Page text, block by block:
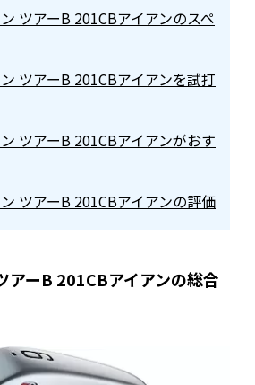
ツアーB 201CBアイアンのスペ
ツアーB 201CBアイアンを試打
ツアーB 201CBアイアンがおす
ツアーB 201CBアイアンの評価
アーB 201CBアイアンの総合